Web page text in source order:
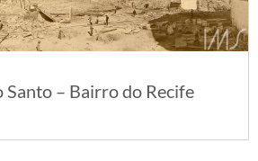
Santo – Bairro do Recife